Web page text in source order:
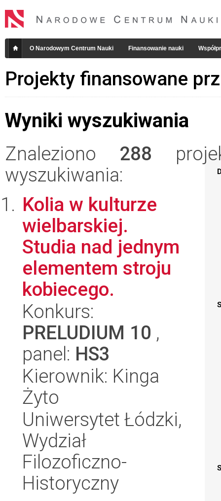
O Narodowym Centrum Nauki Finansowanie nauki
Projekty finansowane
Wyniki wyszukiwania
Znaleziono 288
wyszukiwania:
Kolia w kulturze
wielbarskiej.
Studia nad jednym
elementem stroju
kobiecego.
Konkurs:
PRELUDIUM 10 ,
panel: HS3
Kierownik: Kinga
Żyto
Uniwersytet Łódzki,
Wydział
Filozoficzno-
Historyczny